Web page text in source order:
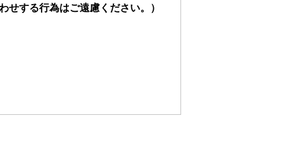
する行為はご遠慮ください。）
禁止です。